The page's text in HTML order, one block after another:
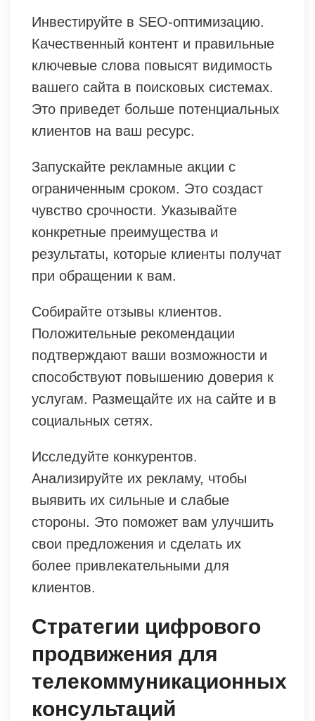
Инвестируйте в SEO-оптимизацию.
Качественный контент и правильные
ключевые слова повысят видимость
вашего сайта в поисковых системах.
Это приведет больше потенциальных
клиентов на ваш ресурс.
Запускайте рекламные акции с
ограниченным сроком. Это создаст
чувство срочности. Указывайте
конкретные преимущества и
результаты, которые клиенты получат
при обращении к вам.
Собирайте отзывы клиентов.
Положительные рекомендации
подтверждают ваши возможности и
способствуют повышению доверия к
услугам. Размещайте их на сайте и в
социальных сетях.
Исследуйте конкурентов.
Анализируйте их рекламу, чтобы
выявить их сильные и слабые
стороны. Это поможет вам улучшить
свои предложения и сделать их
более привлекательными для
клиентов.
Стратегии цифрового
продвижения для
телекоммуникационных
консультаций